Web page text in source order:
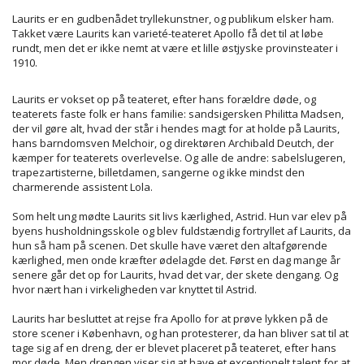
Laurits er en gudbenådet tryllekunstner, og publikum elsker ham.
Takket være Laurits kan varieté-teateret Apollo få det til at løbe
rundt, men det er ikke nemt at være et lille østjyske provinsteater i
1910.
Laurits er vokset op på teateret, efter hans forældre døde, og
teaterets faste folk er hans familie: sandsigersken Philitta Madsen,
der vil gøre alt, hvad der står i hendes magt for at holde på Laurits,
hans barndomsven Melchoir, og direktøren Archibald Deutch, der
kæmper for teaterets overlevelse. Og alle de andre: sabelslugeren,
trapezartisterne, billetdamen, sangerne og ikke mindst den
charmerende assistent Lola.
Som helt ung mødte Laurits sit livs kærlighed, Astrid. Hun var elev på
byens husholdningsskole og blev fuldstændig fortryllet af Laurits, da
hun så ham på scenen. Det skulle have været den altafgørende
kærlighed, men onde kræfter ødelagde det. Først en dag mange år
senere går det op for Laurits, hvad det var, der skete dengang. Og
hvor nært han i virkeligheden var knyttet til Astrid.
Laurits har besluttet at rejse fra Apollo for at prøve lykken på de
store scener i København, og han protesterer, da han bliver sat til at
tage sig af en dreng, der er blevet placeret på teateret, efter hans